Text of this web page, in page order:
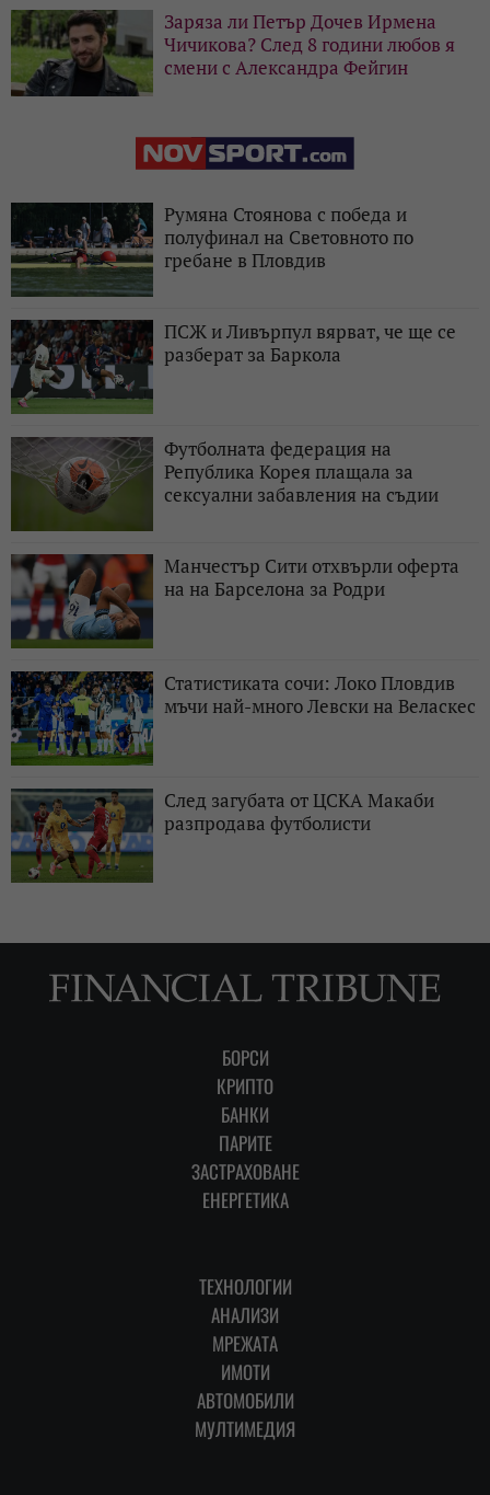
Заряза ли Петър Дочев Ирмена
Чичикова? След 8 години любов я
смени с Александра Фейгин
Румяна Стоянова с победа и
полуфинал на Световното по
гребане в Пловдив
ПСЖ и Ливърпул вярват, че ще се
разберат за Баркола
Футболната федерация на
Република Корея плащала за
сексуални забавления на съдии
Манчестър Сити отхвърли оферта
на на Барселона за Родри
Статистиката сочи: Локо Пловдив
мъчи най-много Левски на Веласкес
След загубата от ЦСКА Макаби
разпродава футболисти
БОРСИ
КРИПТО
БАНКИ
ПАРИТЕ
ЗАСТРАХОВАНЕ
ЕНЕРГЕТИКА
ТЕХНОЛОГИИ
АНАЛИЗИ
МРЕЖАТА
ИМОТИ
АВТОМОБИЛИ
МУЛТИМЕДИЯ